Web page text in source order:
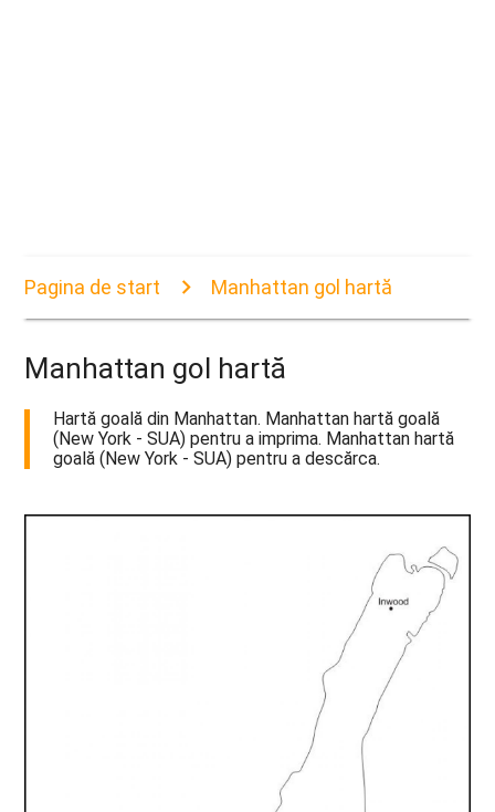
Pagina de start Manhattan gol hartă
Manhattan gol hartă
Hartă goală din Manhattan. Manhattan hartă goală
(New York - SUA) pentru a imprima. Manhattan hartă
goală (New York - SUA) pentru a descărca.